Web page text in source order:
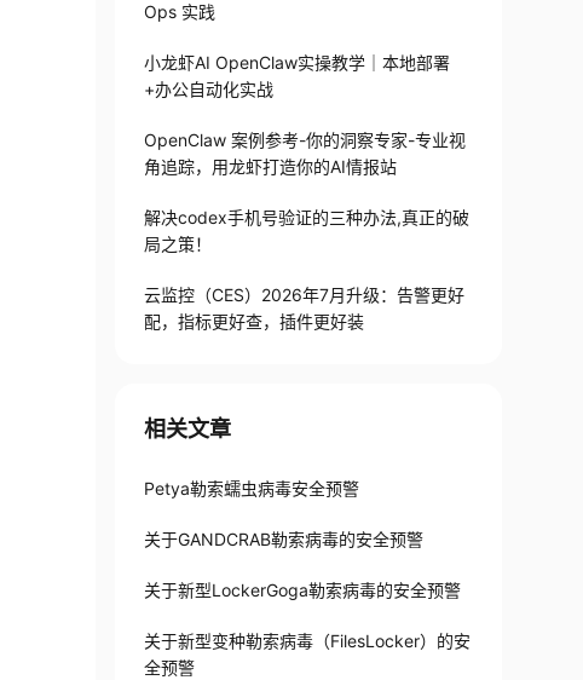
Ops 实践
小龙虾AI OpenClaw实操教学｜本地部署
+办公自动化实战
OpenClaw 案例参考-你的洞察专家-专业视
角追踪，用龙虾打造你的AI情报站
解决codex手机号验证的三种办法,真正的破
局之策！
云监控（CES）2026年7月升级：告警更好
配，指标更好查，插件更好装
相关文章
Petya勒索蠕虫病毒安全预警
关于GANDCRAB勒索病毒的安全预警
关于新型LockerGoga勒索病毒的安全预警
关于新型变种勒索病毒（FilesLocker）的安
全预警